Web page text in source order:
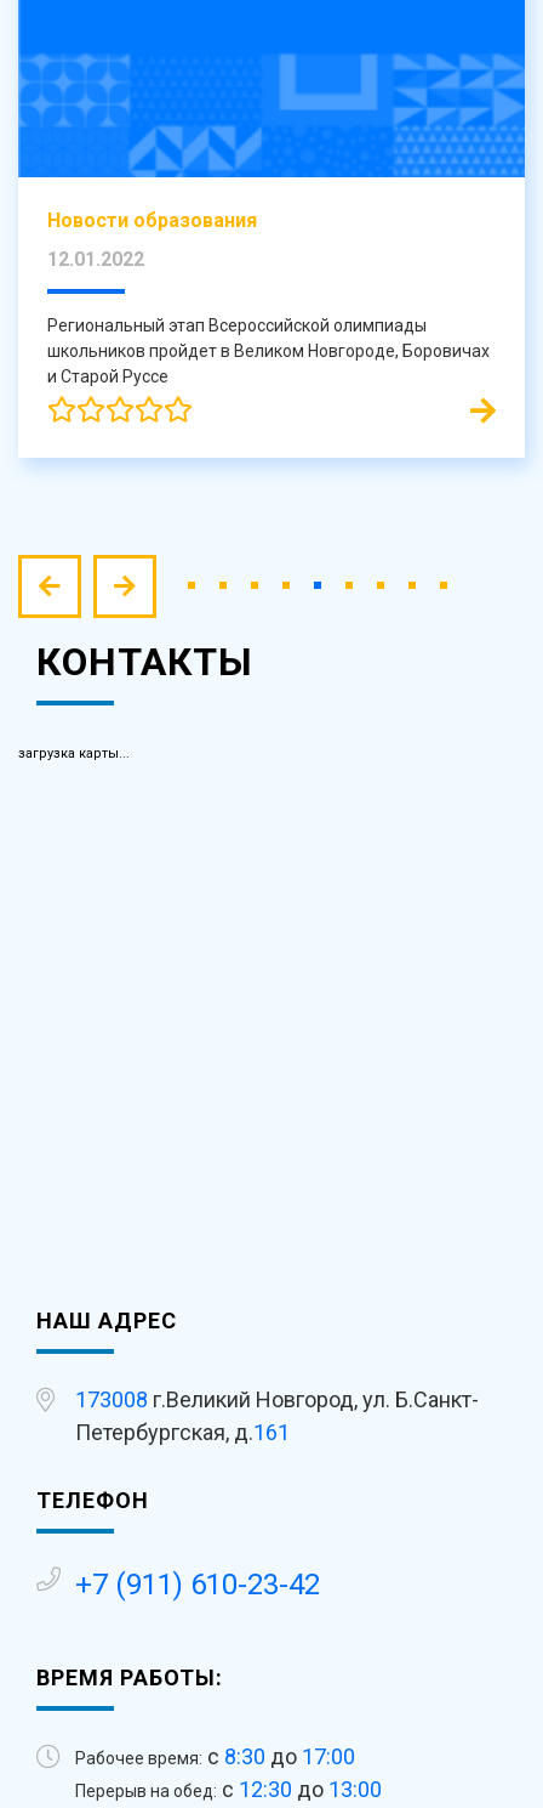
Новости образования
12.01.2022
Региональный этап Всероссийской олимпиады
школьников пройдет в Великом Новгороде, Боровичах
и Старой Руссе
КОНТАКТЫ
загрузка карты...
НАШ АДРЕС
173008 г.Великий Новгород, ул. Б.Санкт-
Петербургская, д.161
ТЕЛЕФОН
+7 (911) 610-23-42
ВРЕМЯ РАБОТЫ:
Рабочее время: с 8:30 до 17:00
Перерыв на обед: с 12:30 до 13:00